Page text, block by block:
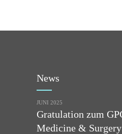
News
JUNI 2025
Gratulation zum
Medicine & Surgery